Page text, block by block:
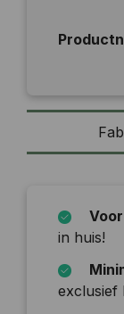
in huis!
exclusief